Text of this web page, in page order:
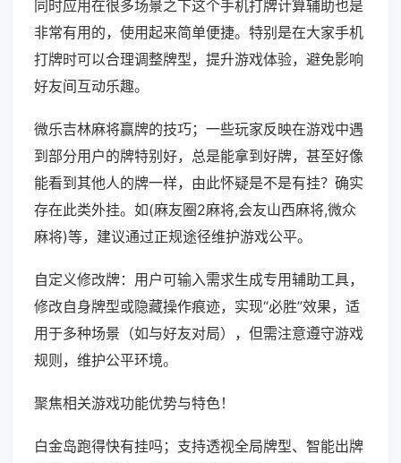
同时应用在很多场景之下这个手机打牌计算辅助也是
非常有用的，使用起来简单便捷。特别是在大家手机
打牌时可以合理调整牌型，提升游戏体验，避免影响
好友间互动乐趣。
微乐吉林麻将赢牌的技巧；一些玩家反映在游戏中遇
到部分用户的牌特别好，总是能拿到好牌，甚至好像
能看到其他人的牌一样，由此怀疑是不是有挂？确实
存在此类外挂。如(麻友圈2麻将,会友山西麻将,微众
麻将)等，建议通过正规途径维护游戏公平。
自定义修改牌：用户可输入需求生成专用辅助工具，
修改自身牌型或隐藏操作痕迹，实现“必胜”效果，适
用于多种场景（如与好友对局），但需注意遵守游戏
规则，维护公平环境。
聚焦相关游戏功能优势与特色！
白金岛跑得快有挂吗；支持透视全局牌型、智能出牌